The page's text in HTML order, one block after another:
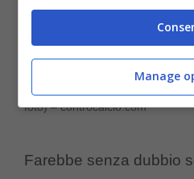
Marco Giampaolo valutato
foto) – controcalcio.com
Farebbe senza dubbio
Manage